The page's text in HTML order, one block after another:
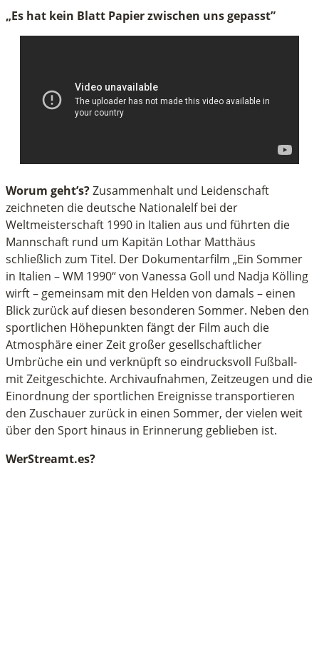
„Es hat kein Blatt Papier zwischen uns gepasst”
Worum geht’s?Zusammenhalt und Leidenschaft
zeichneten die deutsche Nationalelf bei der
Weltmeisterschaft 1990 in Italien aus und führten die
Mannschaft rund um Kapitän Lothar Matthäus
schließlich zum Titel. Der Dokumentarfilm „Ein Sommer
in Italien – WM 1990“ von Vanessa Goll und Nadja Kölling
wirft – gemeinsam mit den Helden von damals – einen
Blick zurück auf diesen besonderen Sommer. Neben den
sportlichen Höhepunkten fängt der Film auch die
Atmosphäre einer Zeit großer gesellschaftlicher
Umbrüche ein und verknüpft so eindrucksvoll Fußball-
mit Zeitgeschichte. Archivaufnahmen, Zeitzeugen und die
Einordnung der sportlichen Ereignisse transportieren
den Zuschauer zurück in einen Sommer, der vielen weit
über den Sport hinaus in Erinnerung geblieben ist.
WerStreamt.es?